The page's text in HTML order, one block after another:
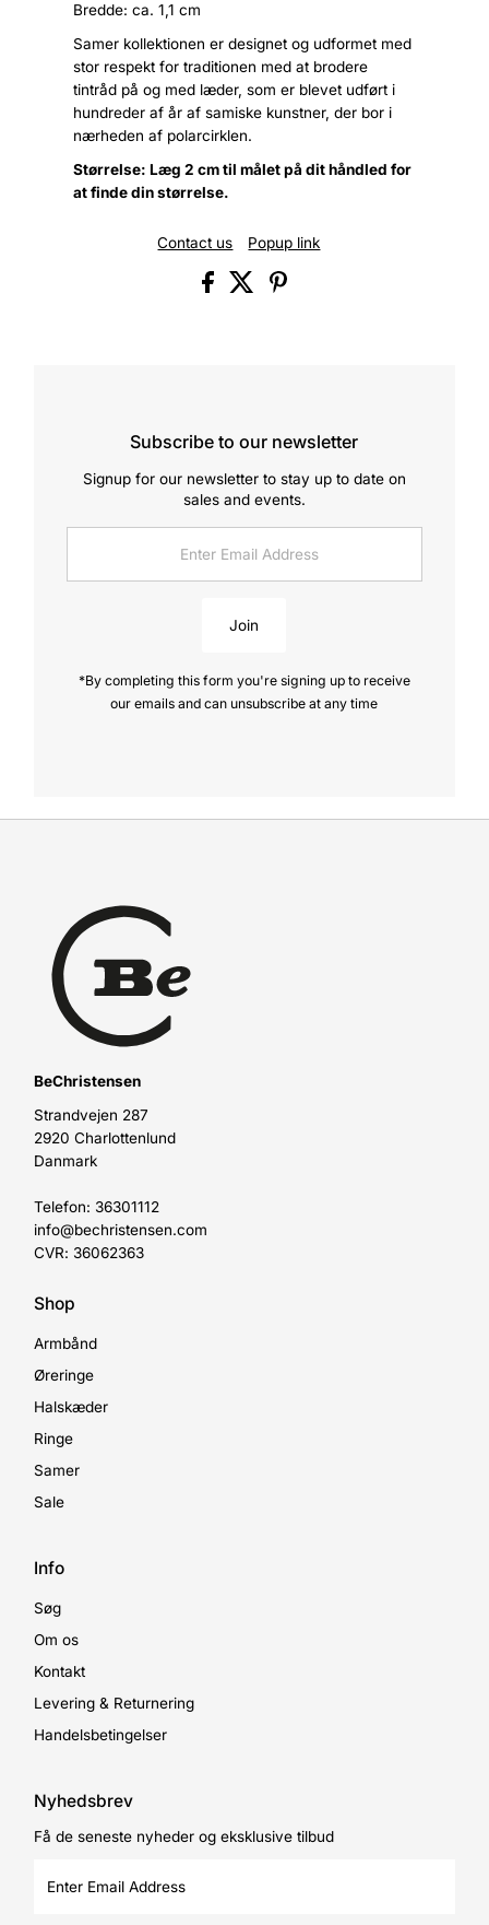
Bredde: ca. 1,1 cm
Samer kollektionen er designet og udformet med
stor respekt for traditionen med at brodere
tintråd på og med læder, som er blevet udført i
hundreder af år af samiske kunstner, der bor i
nærheden af polarcirklen.
Størrelse: Læg 2 cm til målet på dit håndled for
at finde din størrelse.
Contact us Popup link
Subscribe to our newsletter
Signup for our newsletter to stay up to date on
sales and events.
Address
Join
*By completing this form you're signing up to receive
our emails and can unsubscribe at any time
BeChristensen
Strandvejen 287
2920 Charlottenlund
Danmark
Telefon: 36301112
info@bechristensen.com
CVR: 36062363
Shop
Armbånd
Øreringe
Halskæder
Ringe
Samer
Sale
Info
Søg
Om os
Kontakt
Levering & Returnering
Handelsbetingelser
Nyhedsbrev
Få de seneste nyheder og eksklusive tilbud
Email